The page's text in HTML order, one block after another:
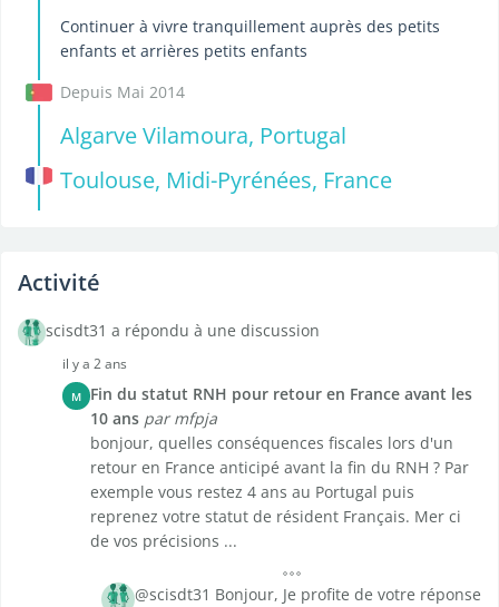
Continuer à vivre tranquillement auprès des petits
enfants et arrières petits enfants
Depuis Mai 2014
Algarve Vilamoura, Portugal
Toulouse, Midi-Pyrénées, France
Activité
scisdt31 a répondu à une discussion
il y a 2 ans
M
Fin du statut RNH pour retour en France avant les
10 ans par mfpja
bonjour, quelles conséquences fiscales lors d'un
retour en France anticipé avant la fin du RNH ? Par
exemple vous restez 4 ans au Portugal puis
reprenez votre statut de résident Français. Mer ci
de vos précisions ...
@scisdt31 Bonjour, Je profite de votre réponse